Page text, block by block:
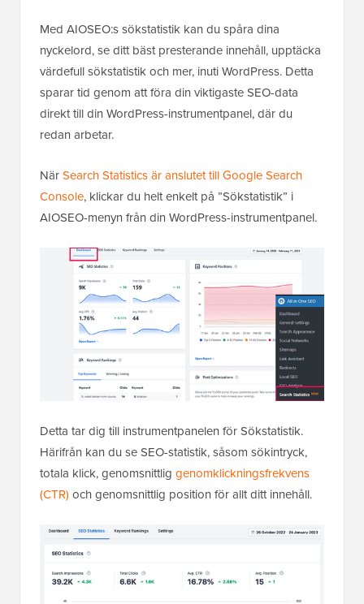
Med AIOSEO:s sökstatistik kan du spåra dina
nyckelord, se ditt bäst presterande innehåll, upptäcka
värdefull sökstatistik och mer, inuti WordPress. Detta
sparar tid genom att föra din viktigaste SEO-data
direkt till din WordPress-instrumentpanel, där du
redan arbetar.
NärSearch Statistics är anslutet till Google Search
Console, klickar du helt enkelt på ”Sökstatistik” i
AIOSEO-menyn från din WordPress-instrumentpanel.
Detta tar dig till instrumentpanelen för Sökstatistik.
Härifrån kan du se SEO-statistik, såsom sökintryck,
totala klick, genomsnittlig genomklickningsfrekvens
(CTR) och genomsnittlig position för allt ditt innehåll.